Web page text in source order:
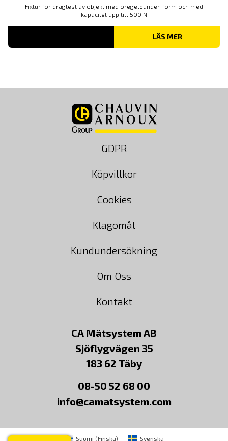
Fixtur för dragtest av objekt med oregelbunden form och med
kapacitet upp till 500 N
LÄS MER
GDPR
Köpvillkor
Cookies
Klagomål
Kundundersökning
Om Oss
Kontakt
CA Mätsystem AB
Sjöflygvägen 35
183 62 Täby
08-50 52 68 00
info@camatsystem.com
Suomi (Finska) Svenska